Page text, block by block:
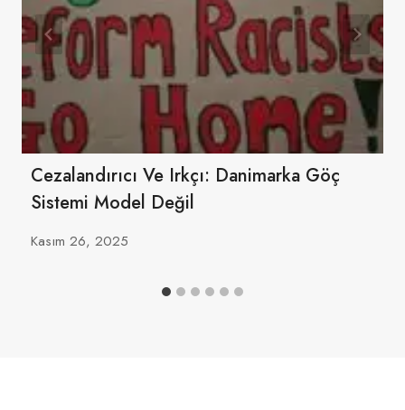
Cezalandırıcı Ve Irkçı: Danimarka Göç
Sistemi Model Değil
Kasım 26, 2025